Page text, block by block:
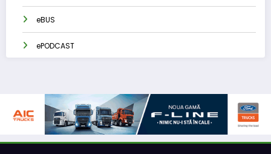
eBUS
ePODCAST